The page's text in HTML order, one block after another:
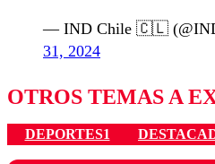
— IND Chile 🇨🇱
31, 2024
OTROS TEMAS A
DEPORTES1